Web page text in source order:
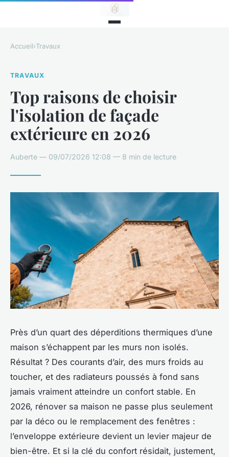
Accueil›Travaux
TRAVAUX
Top raisons de choisir
l'isolation de façade
extérieure en 2026
Auberte — 09/07/2026 12:08 — 8 min de lecture
Près d’un quart des déperditions thermiques d’une
maison s’échappent par les murs non isolés.
Résultat ? Des courants d’air, des murs froids au
toucher, et des radiateurs poussés à fond sans
jamais vraiment atteindre un confort stable. En
2026, rénover sa maison ne passe plus seulement
par la déco ou le remplacement des fenêtres :
l’enveloppe extérieure devient un levier majeur de
bien-être. Et si la clé du confort résidait, justement,